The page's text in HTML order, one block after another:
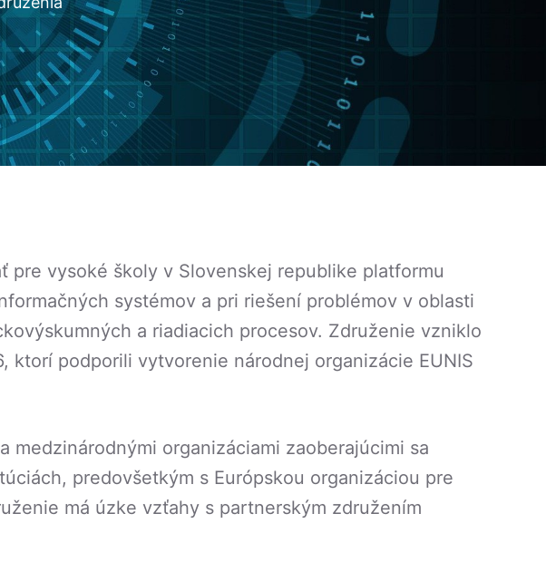
pre vysoké školy v Slovenskej republike platformu
systémov a pri riešení problémov v oblasti
a riadiacich procesov. Združenie vzniklo
ktorí podporili vytvorenie národnej organizácie EUNIS
medzinárodnými organizáciami zaoberajúcimi sa
predovšetkým s Európskou organizáciou pre
má úzke vzťahy s partnerským združením